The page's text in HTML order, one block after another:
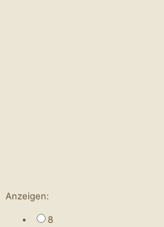
Anzeigen:
8